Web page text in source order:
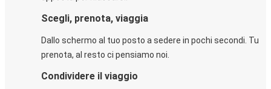
Scegli, prenota, viaggia
Dallo schermo al tuo posto a sedere in pochi secondi. Tu
prenota, al resto ci pensiamo noi.
Condividere il viaggio